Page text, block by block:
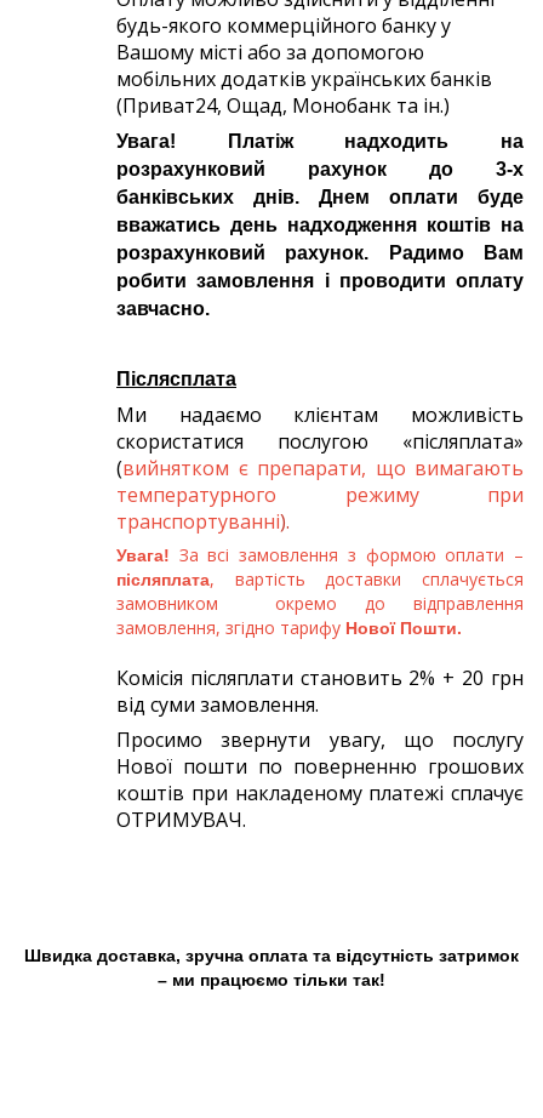
будь-якого коммерційного банку у
Вашому місті або за допомогою
мобільних додатків українських банків
(Приват24, Ощад, Монобанк та ін.)
Увага! Платіж надходить на
розрахунковий рахунок до 3-х
банківських днів. Днем оплати буде
вважатись день надходження коштів на
розрахунковий рахунок. Радимо Вам
робити замовлення і проводити оплату
завчасно.
Післясплата
Ми надаємо клієнтам можливість
скористатися послугою «післяплата»
(вийнятком є ​​препарати, що вимагають
температурного режиму при
транспортуванні).
Увага! За всі замовлення з формою оплати –
післяплата, вартість доставки сплачується
замовником окремо до відправлення
замовлення, згідно тарифу Нової Пошти.
Комісія післяплати становить 2% + 20 грн
від суми замовлення.
Просимо звернути увагу, що послугу
Нової пошти по поверненню грошових
коштів при накладеному платежі сплачує
ОТРИМУВАЧ.
Швидка доставка, зручна оплата та відсутність затримок
– ми працюємо тільки так!